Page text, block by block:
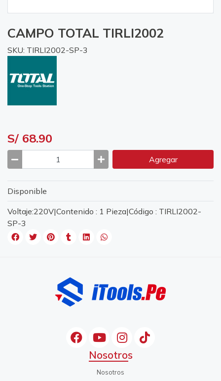
CAMPO TOTAL TIRLI2002
SKU: TIRLI2002-SP-3
S/ 68.90
Agregar
Disponible
Voltaje:220V|Contenido : 1 Pieza|Código : TIRLI2002-
SP-3
Nosotros
Nosotros